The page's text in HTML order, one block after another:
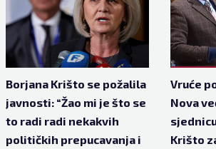
Borjana Krišto se požalila
javnosti: “Žao mi je što se
to radi radi nekakvih
političkih prepucavanja i
Vruće
Nova
Krišto